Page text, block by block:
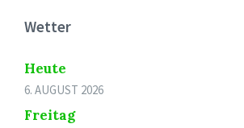
Wetter
Heute
6. AUGUST 2026
Freitag